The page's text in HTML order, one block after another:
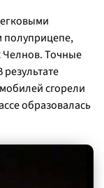
полуприцепе,
Челнов. Точные
сгорели
образовалась